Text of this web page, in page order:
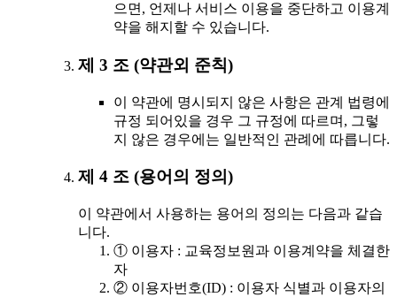
으면, 언제나 서비스 이용을 중단하고 이용계
약을 해지할 수 있습니다.
제 3 조 (약관외 준칙)
이 약관에 명시되지 않은 사항은 관계 법령에
규정 되어있을 경우 그 규정에 따르며, 그렇
지 않은 경우에는 일반적인 관례에 따릅니다.
제 4 조 (용어의 정의)
이 약관에서 사용하는 용어의 정의는 다음과 같습
니다.
① 이용자 : 교육정보원과 이용계약을 체결한
자
② 이용자번호(ID) : 이용자 식별과 이용자의